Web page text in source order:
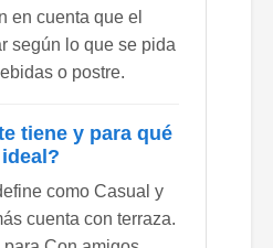
en cuenta que el
según lo que se pida
o postre.
tiene y para qué
como Casual y
cuenta con terraza.